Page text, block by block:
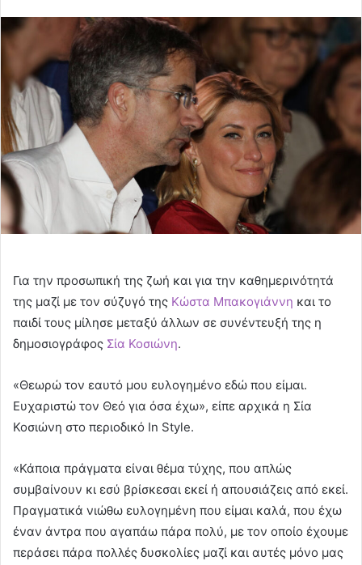
Για την προσωπική της ζωή και για την καθημερινότητά
της μαζί με τον σύζυγό της Κώστα Μπακογιάννη και το
παιδί τους μίλησε μεταξύ άλλων σε συνέντευξή της η
δημοσιογράφος Σία Κοσιώνη.
«Θεωρώ τον εαυτό μου ευλογημένο εδώ που είμαι.
Ευχαριστώ τον Θεό για όσα έχω», είπε αρχικά η Σία
Κοσιώνη στο περιοδικό In Style.
«Κάποια πράγματα είναι θέμα τύχης, που απλώς
συμβαίνουν κι εσύ βρίσκεσαι εκεί ή απουσιάζεις από εκεί.
Πραγματικά νιώθω ευλογημένη που είμαι καλά, που έχω
έναν άντρα που αγαπάω πάρα πολύ, με τον οποίο έχουμε
περάσει πάρα πολλές δυσκολίες μαζί και αυτές μόνο μας